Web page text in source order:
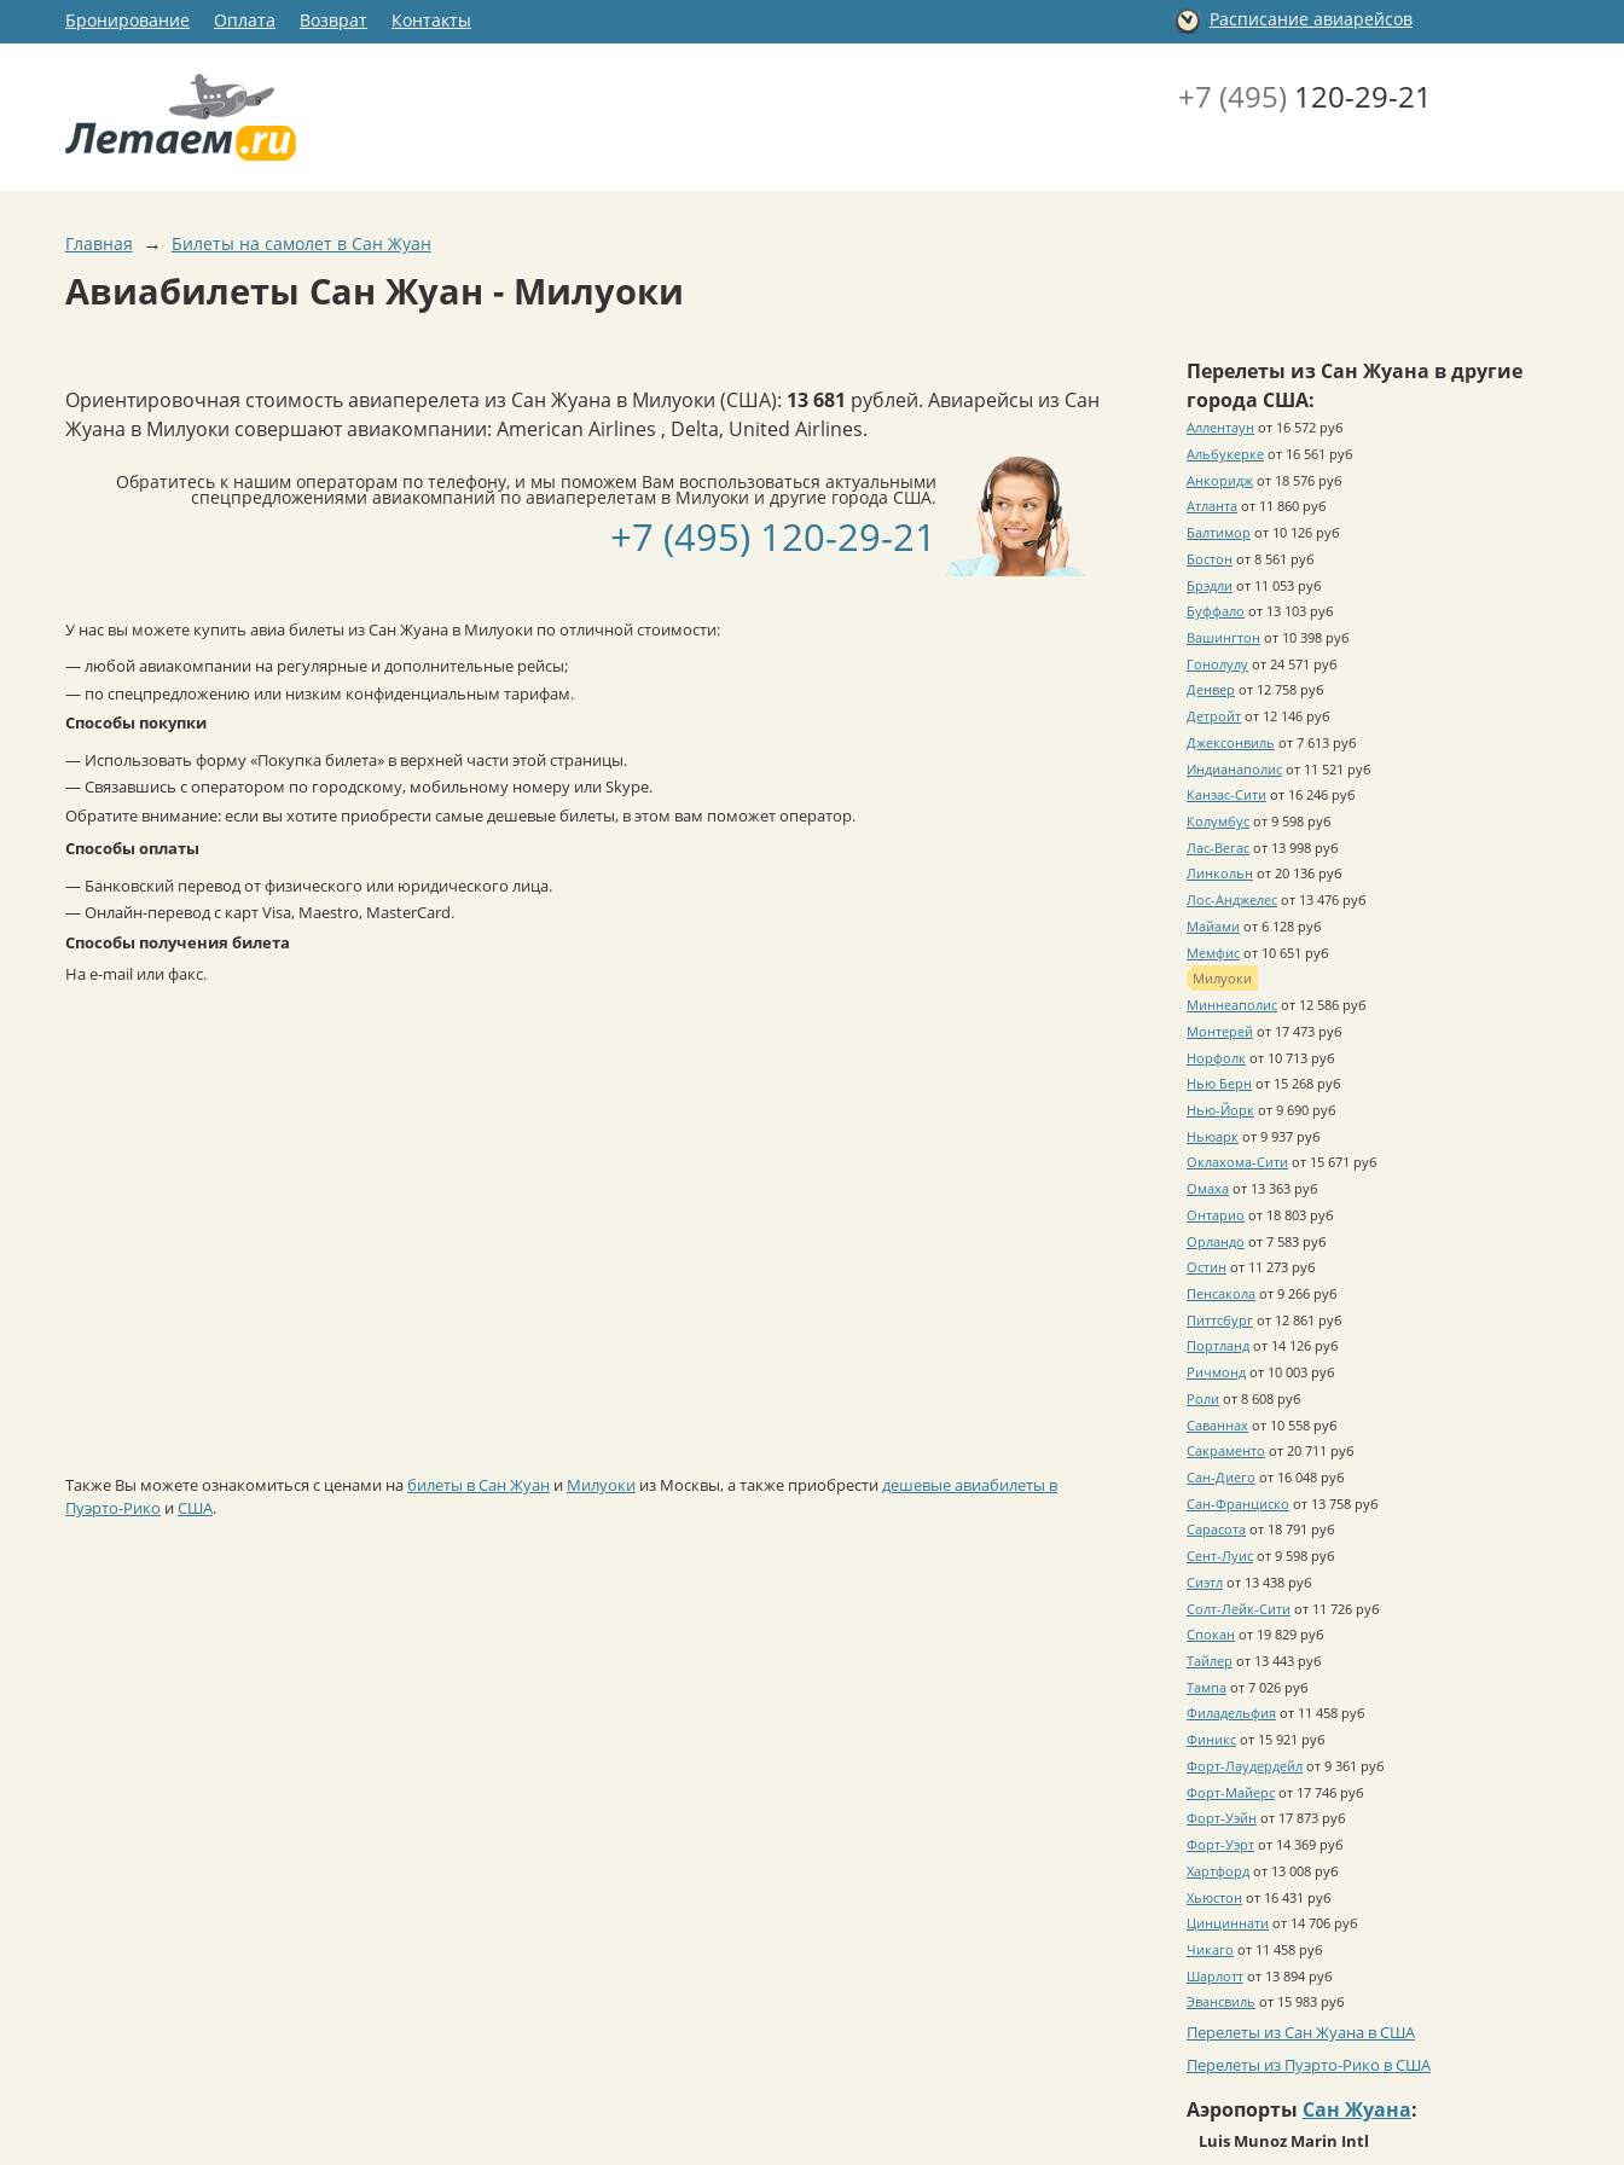
Бронирование Оплата Возврат Контакты Расписание авиарейсов
+7 (495) 120-29-21
Главная → Билеты на самолет в Сан Жуан
Авиабилеты Сан Жуан - Милуоки
Ориентировочная стоимость авиаперелета из Сан Жуана в Милуоки (США): 13 681 рублей. Авиарейсы из Сан
Жуана в Милуоки совершают авиакомпании: American Airlines , Delta, United Airlines.
Обратитесь к нашим операторам по телефону, и мы поможем Вам воспользоваться актуальными
спецпредложениями авиакомпаний по авиаперелетам в Милуоки и другие города США.
+7 (495) 120-29-21
У нас вы можете купить авиа билеты из Сан Жуана в Милуоки по отличной стоимости:
— любой авиакомпании на регулярные и дополнительные рейсы;
— по спецпредложению или низким конфиденциальным тарифам.
Способы покупки
— Использовать форму «Покупка билета» в верхней части этой страницы.
— Связавшись с оператором по городскому, мобильному номеру или Skype.
Обратите внимание: если вы хотите приобрести самые дешевые билеты, в этом вам поможет оператор.
Способы оплаты
— Банковский перевод от физического или юридического лица.
— Онлайн-перевод с карт Visa, Maestro, MasterCard.
Способы получения билета
На e-mail или факс.
Также Вы можете ознакомиться с ценами набилеты в Сан Жуан и Милуоки из Москвы, а также приобрестидешевые авиабилеты в
Пуэрто-Рико иСША.
Перелеты из Сан Жуана в другие
города США:
Аллентаун от 16 572 руб
Альбукерке от 16 561 руб
Анкоридж от 18 576 руб
Атланта от 11 860 руб
Балтимор от 10 126 руб
Бостон от 8 561 руб
Брэдли от 11 053 руб
Буффало от 13 103 руб
Вашингтон от 10 398 руб
Гонолулу от 24 571 руб
Денвер от 12 758 руб
Детройт от 12 146 руб
Джексонвиль от 7 613 руб
Индианаполис от 11 521 руб
Канзас-Сити от 16 246 руб
Колумбус от 9 598 руб
Лас-Вегас от 13 998 руб
Линкольн от 20 136 руб
Лос-Анджелес от 13 476 руб
Майами от 6 128 руб
Мемфис от 10 651 руб
Милуоки
Миннеаполис от 12 586 руб
Монтерей от 17 473 руб
Норфолк от 10 713 руб
Нью Берн от 15 268 руб
Нью-Йорк от 9 690 руб
Ньюарк от 9 937 руб
Оклахома-Сити от 15 671 руб
Омаха от 13 363 руб
Онтарио от 18 803 руб
Орландо от 7 583 руб
Остин от 11 273 руб
Пенсакола от 9 266 руб
Питтсбург от 12 861 руб
Портланд от 14 126 руб
Ричмонд от 10 003 руб
Роли от 8 608 руб
Саваннах от 10 558 руб
Сакраменто от 20 711 руб
Сан-Диего от 16 048 руб
Сан-Франциско от 13 758 руб
Сарасота от 18 791 руб
Сент-Луис от 9 598 руб
Сиэтл от 13 438 руб
Солт-Лейк-Сити от 11 726 руб
Спокан от 19 829 руб
Тайлер от 13 443 руб
Тампа от 7 026 руб
Филадельфия от 11 458 руб
Финикс от 15 921 руб
Форт-Лаудердейл от 9 361 руб
Форт-Майерс от 17 746 руб
Форт-Уэйн от 17 873 руб
Форт-Уэрт от 14 369 руб
Хартфорд от 13 008 руб
Хьюстон от 16 431 руб
Цинциннати от 14 706 руб
Чикаго от 11 458 руб
Шарлотт от 13 894 руб
Эвансвиль от 15 983 руб
Перелеты из Сан Жуана в США
Перелеты из Пуэрто-Рико в США
Аэропорты Сан Жуана:
Luis Munoz Marin Intl